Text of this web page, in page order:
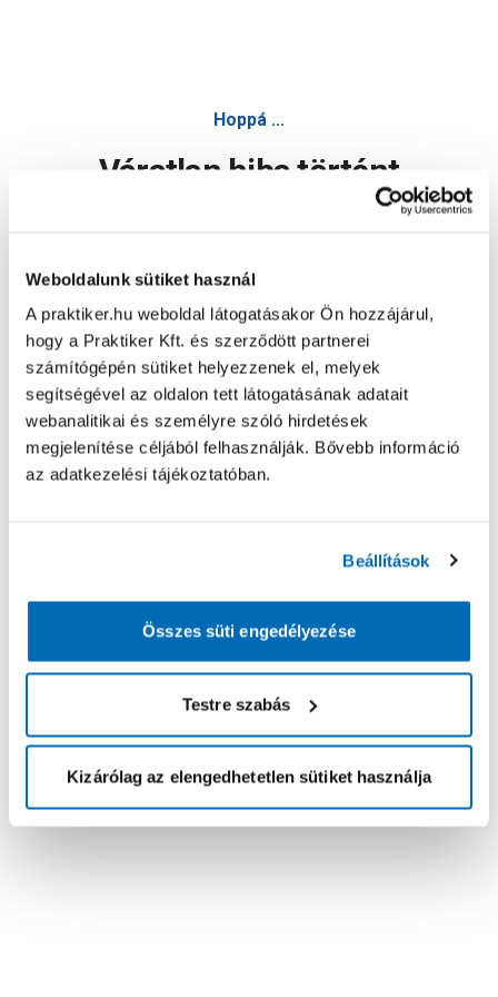
Weboldalunk sütiket használ
A praktiker.hu weboldal látogatásakor Ön hozzájárul,
hogy a Praktiker Kft. és szerződött partnerei
számítógépén sütiket helyezzenek el, melyek
segítségével az oldalon tett látogatásának adatait
webanalitikai és személyre szóló hirdetések
megjelenítése céljából felhasználják. Bővebb információ
az adatkezelési tájékoztatóban.
Beállítások
Összes süti engedélyezése
Testre szabás
Kizárólag az elengedhetetlen sütiket használja
Hoppá ...
Váratlan hiba történt
Oldal újratöltése